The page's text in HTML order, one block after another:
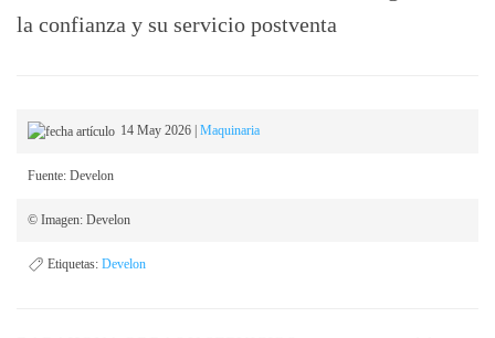
14 May 2026 | Maquinaria
Fuente: Develon
© Imagen: Develon
Etiquetas: Develon